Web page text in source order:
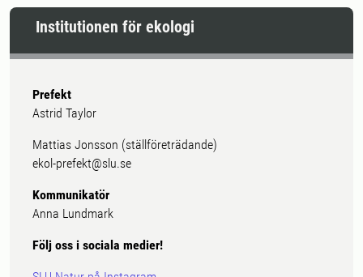
Institutionen för ekologi
Prefekt
Astrid Taylor
Mattias Jonsson (ställföreträdande)
ekol-prefekt@slu.se
Kommunikatör
Anna Lundmark
Följ oss i sociala medier!